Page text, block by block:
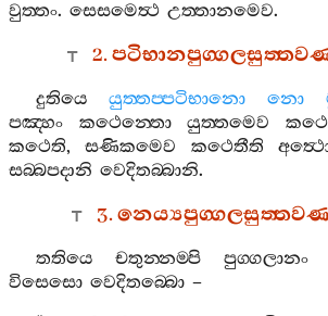
වුත‍්තං. සෙසමෙත්‍ථ උත‍්තානමෙව.
2.
දුතියෙ යුත‍්තප‍්පටිභානො නො
පඤ‍්හං
කථෙන‍්තො යුත‍්තමෙව
කථෙති,සණිකමෙව කථෙතීති
සබ‍්බපදානි වෙදිතබ‍්බානි.
3.
තතියෙ චතුන‍්නම‍්පි පුග‍්ගලානං
විසෙසො වෙදිතබ‍්බො –